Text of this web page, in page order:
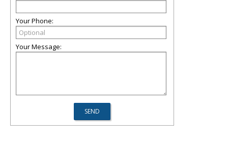
Your Phone:
Your Message: